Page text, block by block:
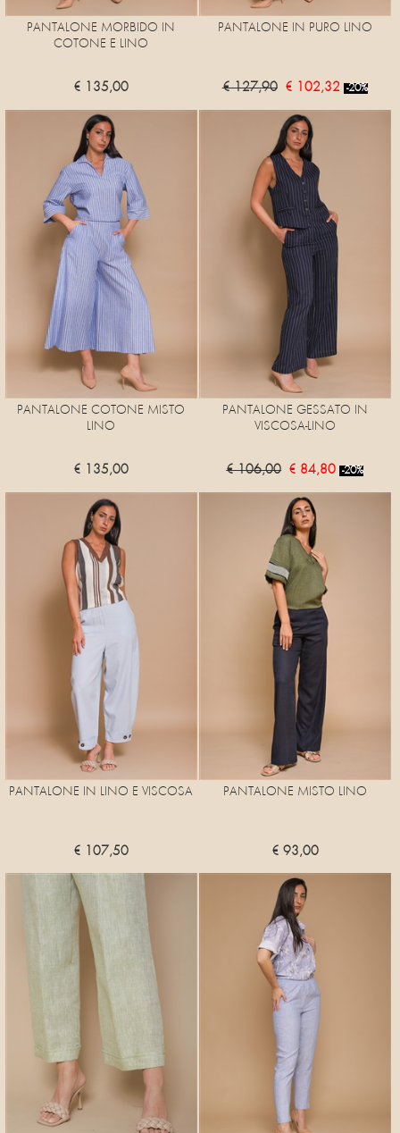
PANTALONE MORBIDO IN
COTONE E LINO
€ 135,00
PANTALONE IN PURO LINO
€ 127,90 € 102,32 -20%
PANTALONE COTONE MISTO
LINO
€ 135,00
PANTALONE GESSATO IN
VISCOSA-LINO
€ 106,00 € 84,80 -20%
PANTALONE IN LINO E VISCOSA
€ 107,50
PANTALONE MISTO LINO
€ 93,00